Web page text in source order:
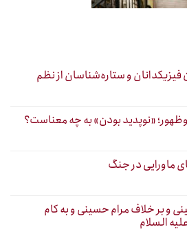
و ستاره‌شناسان از نظم
«نوپدید بودن» به چه معناست؟
ماورایی در جنگ
و بر خلاف مرام حسینی و به کام
السلام